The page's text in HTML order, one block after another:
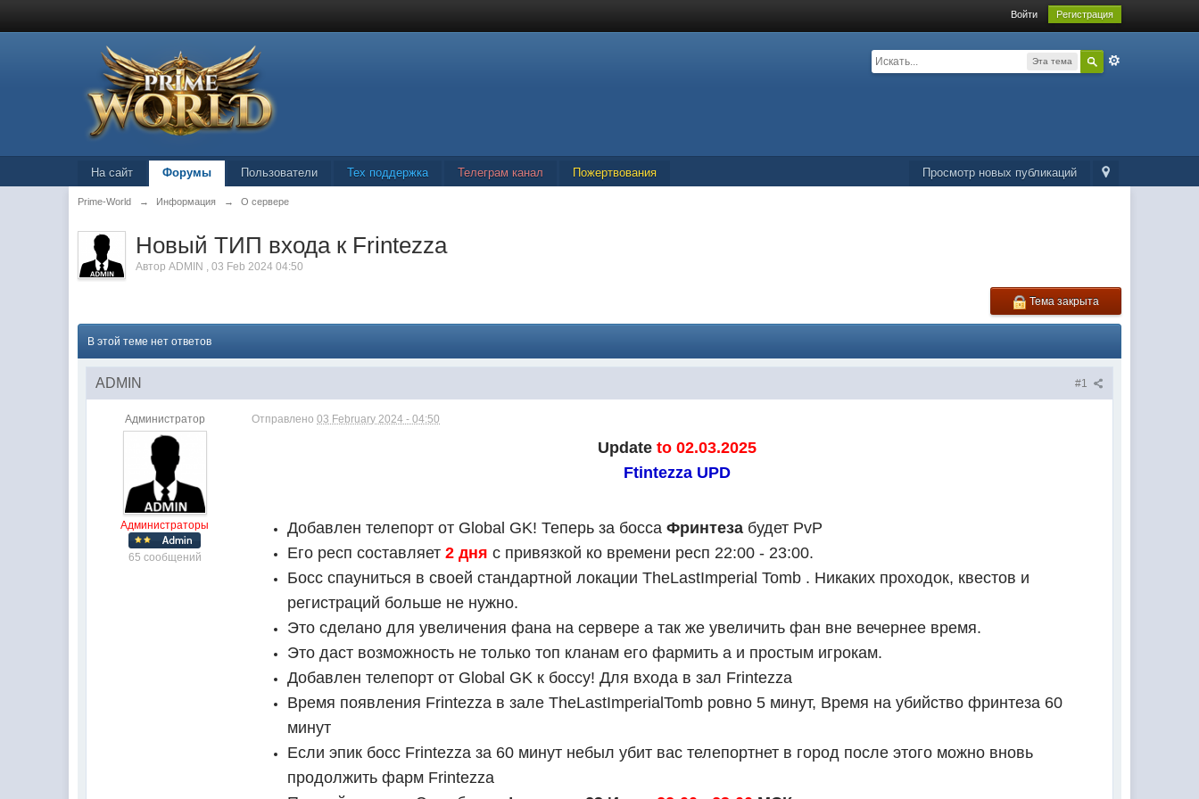
Войти Регистрация
Эта тема
Просмотр новых публикаций
На сайт Форумы Пользователи Тех поддержка Телеграм канал Пожертвования
Prime-World → Информация → О сервере
Новый ТИП входа к Frintezza
АвторADMIN ,03 Feb 2024 04:50
Тема закрыта
В этой теме нет ответов
#1
ADMIN
Администратор
Администраторы
65 сообщений
Отправлено03 February 2024 - 04:50
Updateto 02.03.2025
Ftintezza UPD
Добавлен телепорт от Global GK! Теперь за боссаФринтеза будет PvP
Его респ составляет2 дня с привязкой ко времени респ 22:00 - 23:00.
Босс спауниться в своей стандартной локации TheLastImperial Tomb . Никаких проходок, квестов и
регистраций больше не нужно.
Это сделано для увеличения фана на сервере а так же увеличить фан вне вечернее время.
Это даст возможность не только топ кланам его фармить а и простым игрокам.
Добавлен телепорт от Global GK к боссу! Для входа в зал Frintezza
Время появления Frintezza в зале TheLastImperialTomb ровно 5 минут, Время на убийство фринтеза 60
минут
Если эпик босс Frintezza за 60 минут небыл убит вас телепортнет в город после этого можно вновь
продолжить фарм Frintezza